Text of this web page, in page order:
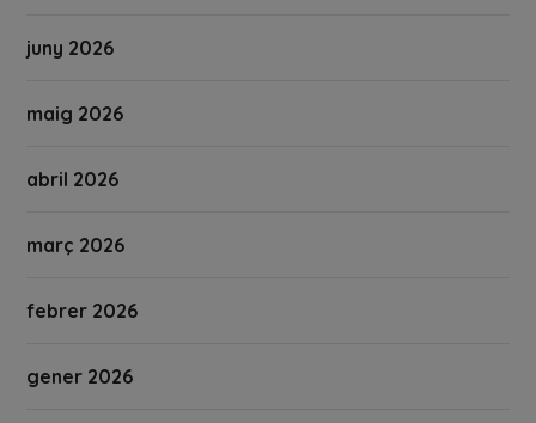
juny 2026
maig 2026
abril 2026
març 2026
febrer 2026
gener 2026